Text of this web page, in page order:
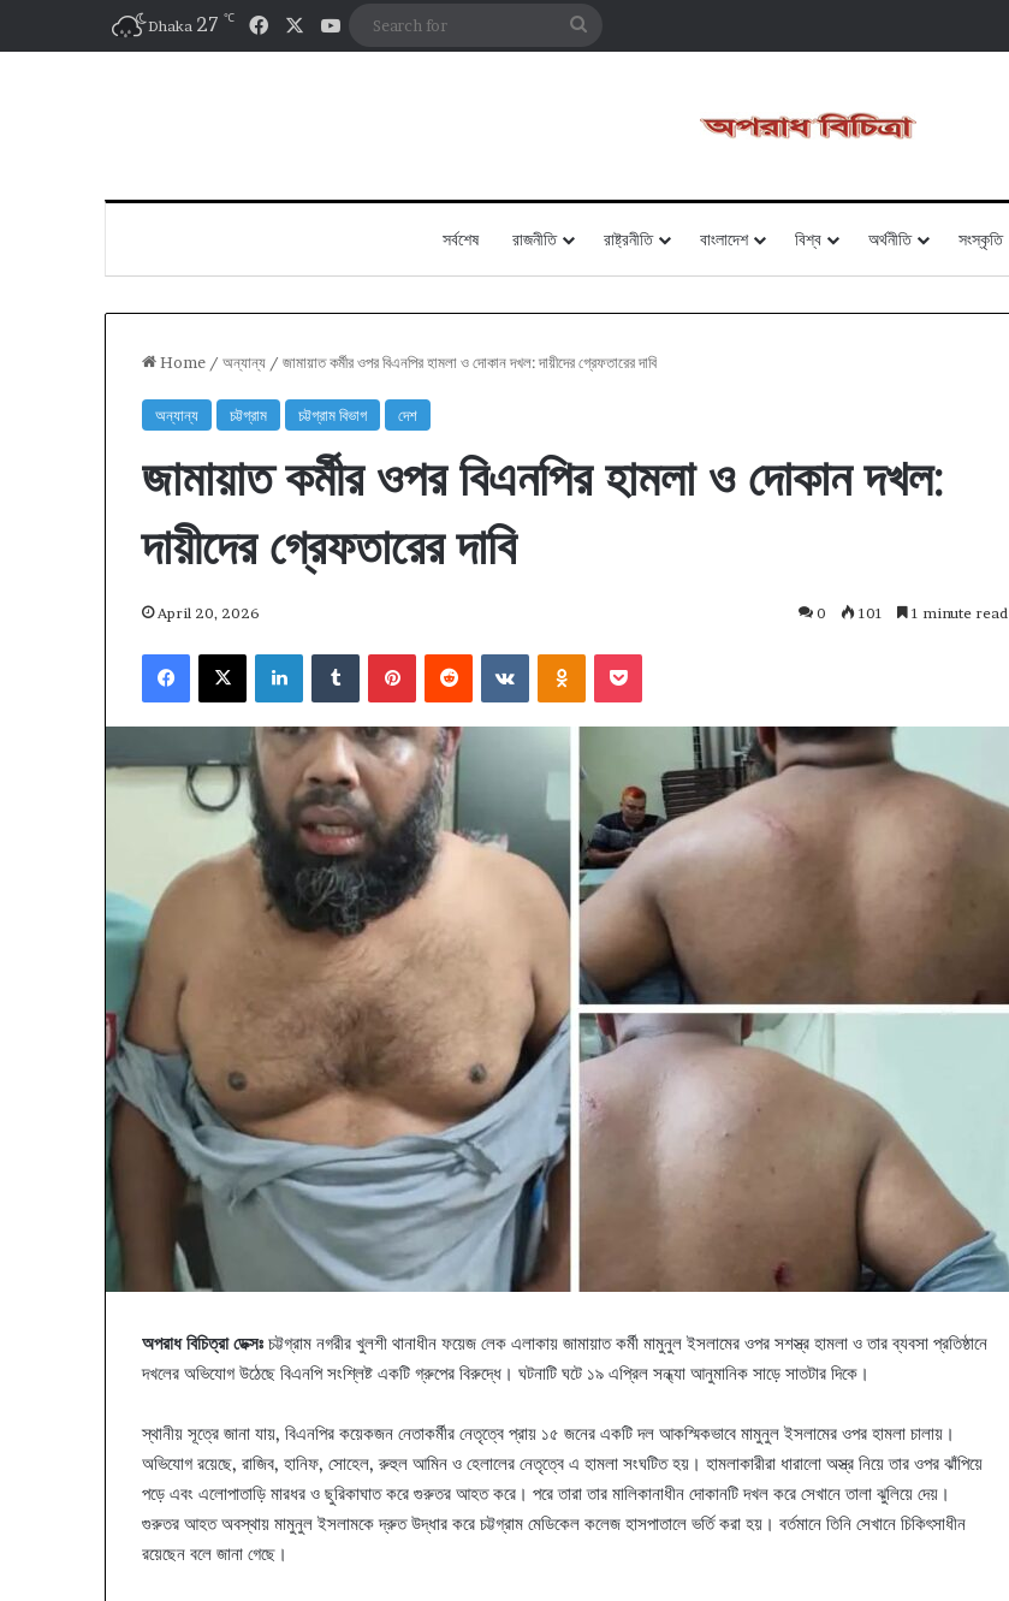
Dhaka 27 ℃ FacebookYouTube
সর্বশেষ রাজনীতি রাষ্ট্রনীতি বাংলাদেশ বিশ্ব অর্থনীতি সংস্কৃতি
Home / অন্যান্য / জামায়াত কর্মীর ওপর বিএনপির হামলা ও দোকান দখল: দায়ীদের গ্রেফতারের দাবি
অন্যান্য চট্টগ্রাম চট্টগ্রাম বিভাগ দেশ
জামায়াত কর্মীর ওপর বিএনপির হামলা ও দোকান দখল:
দায়ীদের গ্রেফতারের দাবি
April 20, 2026 0 101 1 minute read
Facebook
X LinkedInTumblrPinterestReddit VKontakteOdnoklassniki
Pocket
অপরাধ বিচিত্রা ডেক্সঃ চট্টগ্রাম নগরীর খুলশী থানাধীন ফয়েজ লেক এলাকায় জামায়াত কর্মী মামুনুল ইসলামের ওপর সশস্ত্র হামলা ও তার ব্যবসা প্রতিষ্ঠানে
দখলের অভিযোগ উঠেছে বিএনপি সংশ্লিষ্ট একটি গ্রুপের বিরুদ্ধে। ঘটনাটি ঘটে ১৯ এপ্রিল সন্ধ্যা আনুমানিক সাড়ে সাতটার দিকে।
স্থানীয় সূত্রে জানা যায়, বিএনপির কয়েকজন নেতাকর্মীর নেতৃত্বে প্রায় ১৫ জনের একটি দল আকস্মিকভাবে মামুনুল ইসলামের ওপর হামলা চালায়।
অভিযোগ রয়েছে, রাজিব, হানিফ, সোহেল, রুহুল আমিন ও হেলালের নেতৃত্বে এ হামলা সংঘটিত হয়। হামলাকারীরা ধারালো অস্ত্র নিয়ে তার ওপর ঝাঁপিয়ে
পড়ে এবং এলোপাতাড়ি মারধর ও ছুরিকাঘাত করে গুরুতর আহত করে। পরে তারা তার মালিকানাধীন দোকানটি দখল করে সেখানে তালা ঝুলিয়ে দেয়।
গুরুতর আহত অবস্থায় মামুনুল ইসলামকে দ্রুত উদ্ধার করে চট্টগ্রাম মেডিকেল কলেজ হাসপাতালে ভর্তি করা হয়। বর্তমানে তিনি সেখানে চিকিৎসাধীন
রয়েছেন বলে জানা গেছে।